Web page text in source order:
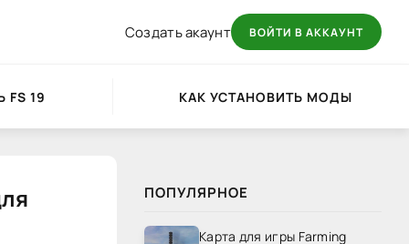
Создать акаунт ВОЙТИ В АККАУНТ
FS 19 КАК УСТАНОВИТЬ МОДЫ
ПОПУЛЯРНОЕ
Карта для игры Farming